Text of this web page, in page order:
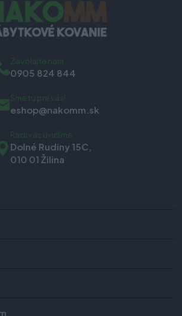
Zavolajte nám
0905 824 844
Sme tu pre vás!
eshop@nakomm.sk
Radi vás uvidíme
Dolné Rudiny 15C,
010 01 Žilina